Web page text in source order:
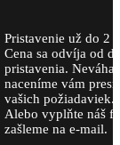
Pristavenie už do 2
Cena sa odvíja od
pristavenia.
naceníme vám
vašich požiadaviek..
Alebo vyplňte náš
zašleme na e-mail.